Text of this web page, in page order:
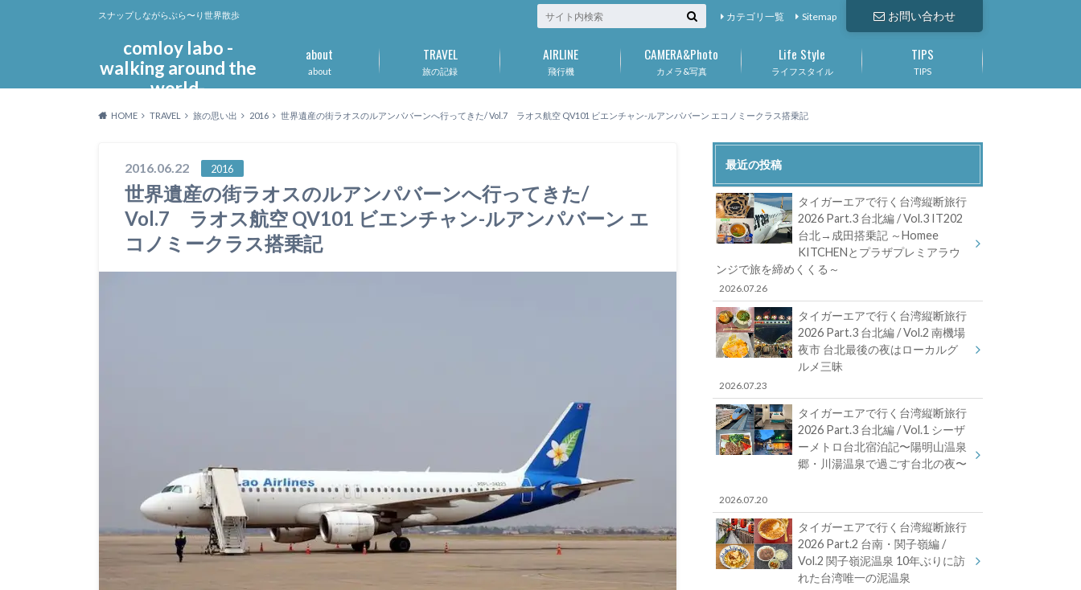
comloy labo -
walking around the
world-
スナップしながらぶら〜り世界散歩 お問い合わせ
カテゴリ一覧 Sitemap
about
about
旅の記録
TRAVEL
飛行機
AIRLINE
カメラ&写真
CAMERA&Photo
ライフスタイル
Life Style
TIPS
TIPS
HOME TRAVEL 旅の思い出 2016 世界遺産の街ラオスのルアンパバーンへ行ってきた/ Vol.7 ラオス航空 QV101 ビエンチャン-ルアンパバーン エコノミークラス搭乗記
2016.06.22 2016
世界遺産の街ラオスのルアンパバーンへ行ってきた/
Vol.7 ラオス航空 QV101 ビエンチャン-ルアンパバーン エ
コノミークラス搭乗記
最近の投稿
タイガーエアで行く台湾縦断旅行
2026 Part.3 台北編 / Vol.3 IT202
台北→成田搭乗記 ～Homee
KITCHENとプラザプレミアラウ
ンジで旅を締めくくる～
2026.07.26
タイガーエアで行く台湾縦断旅行
2026 Part.3 台北編 / Vol.2 南機場
夜市 台北最後の夜はローカルグ
ルメ三昧
2026.07.23
タイガーエアで行く台湾縦断旅行
2026 Part.3 台北編 / Vol.1 シーザ
ーメトロ台北宿泊記〜陽明山温泉
郷・川湯温泉で過ごす台北の夜〜
2026.07.20
タイガーエアで行く台湾縦断旅行
2026 Part.2 台南・関子嶺編 /
Vol.2 関子嶺泥温泉 10年ぶりに訪
れた台湾唯一の泥温泉